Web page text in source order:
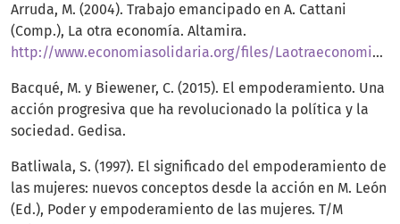
Arruda, M. (2004). Trabajo emancipado en A. Cattani
(Comp.), La otra economía. Altamira.
http://www.economiasolidaria.org/files/Laotraeconomia.pdf
Bacqué, M. y Biewener, C. (2015). El empoderamiento. Una
acción progresiva que ha revolucionado la política y la
sociedad. Gedisa.
Batliwala, S. (1997). El significado del empoderamiento de
las mujeres: nuevos conceptos desde la acción en M. León
(Ed.), Poder y empoderamiento de las mujeres. T/M